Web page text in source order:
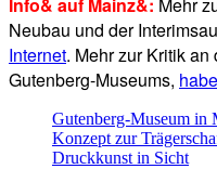
Info& auf Mainz&: Mehr
Neubau und der
Internet. Mehr zur Kritik
Gutenberg-Museums,
Gutenberg-Museum in
Konzept zur
Druckkunst in Sicht